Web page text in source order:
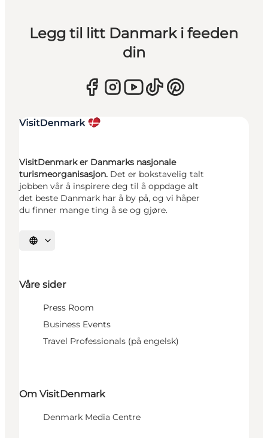
Legg til litt Danmark i feeden
din
VisitDenmark er Danmarks nasjonale
turismeorganisasjon. Det er bokstavelig talt
jobben vår å inspirere deg til å oppdage alt
det beste Danmark har å by på, og vi håper
du finner mange ting å se og gjøre.
Velg språk
Våre sider
Press Room
Business Events
Travel Professionals (på engelsk)
Om VisitDenmark
Denmark Media Centre